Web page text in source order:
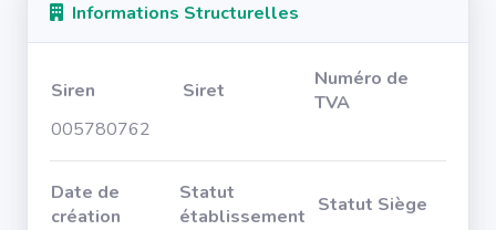
Informations Structurelles
Siren Siret
Numéro de
TVA
005780762
Date de
création
Statut
établissement Statut Siège